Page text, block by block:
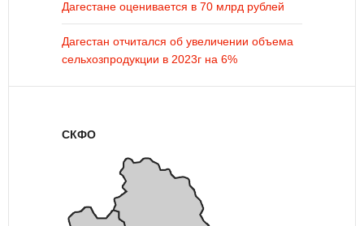
Дагестане оценивается в 70 млрд рублей
Дагестан отчитался об увеличении объема
сельхозпродукции в 2023г на 6%
СКФО